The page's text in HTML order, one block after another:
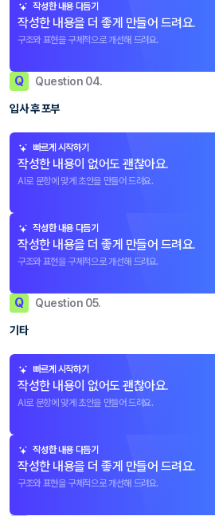
작성한 내용 다듬기
작성한 내용을 더 좋게 만들어 드려요.
구조와 표현을 구체적으로 개선해 드려요.
Q Question 04.
입사 후 포부
빠르게 시작하기
작성한 내용이 없어도 괜찮아요.
AI로 문항에 맞게 초안을 만들어 드려요.
작성한 내용 다듬기
작성한 내용을 더 좋게 만들어 드려요.
구조와 표현을 구체적으로 개선해 드려요.
Q Question 05.
기타
빠르게 시작하기
작성한 내용이 없어도 괜찮아요.
AI로 문항에 맞게 초안을 만들어 드려요.
작성한 내용 다듬기
작성한 내용을 더 좋게 만들어 드려요.
구조와 표현을 구체적으로 개선해 드려요.